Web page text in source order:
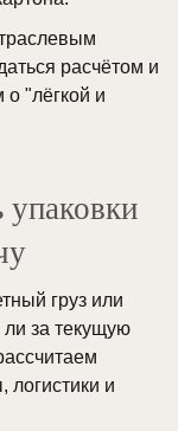
расчётом и
"лёгкой и
упаковки
груз или
ли за текущую
и